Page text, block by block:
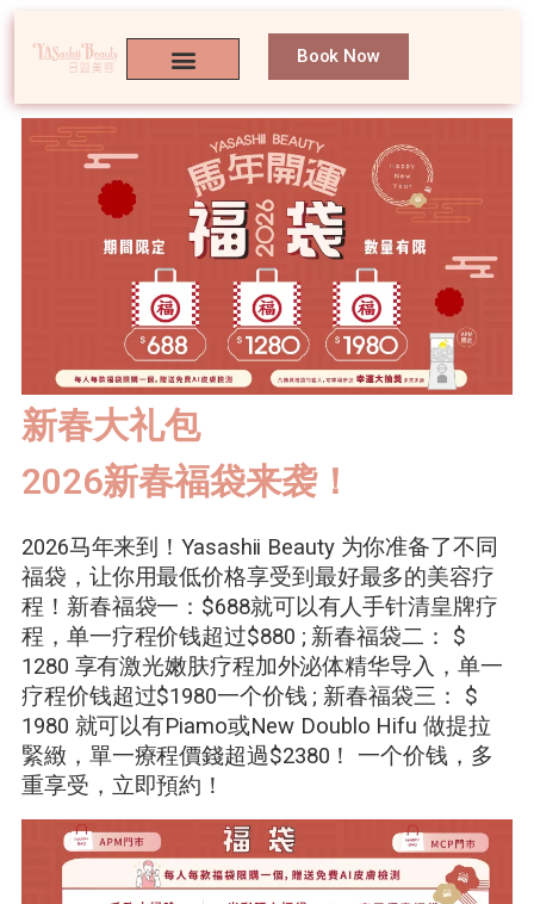
Book Now
新春大礼包
2026新春福袋来袭！
2026马年来到！Yasashii Beauty 为你准备了不同
福袋 ， 让你用最低价格享受到最好最多的美容疗
程！新春福袋一 ：$688就可以有人手针清皇牌疗
程 ， 单一疗程价钱超过$880 ; 新春福袋二 ： $
1280 享有激光嫩肤疗程加外泌体精华导入 ， 单一
疗程价钱超过$1980一个价钱 ; 新春福袋三 ： $
1980 就可以有Piamo或New Doublo Hifu 做提拉
緊緻 ， 單一療程價錢超過$2380！ 一个价钱 ，多
重享受， 立即預約！